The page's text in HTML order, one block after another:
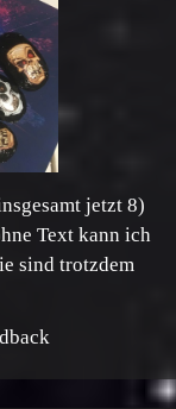
jetzt 8)
Text kann ich
sind trotzdem